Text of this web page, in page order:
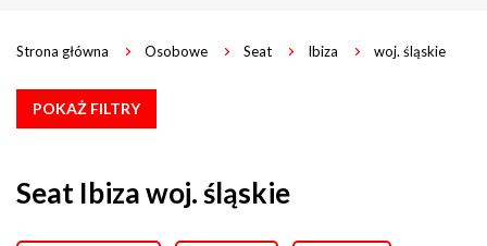
Strona główna Osobowe Seat Ibiza woj. śląskie
POKAŻ FILTRY
Seat Ibiza woj. śląskie